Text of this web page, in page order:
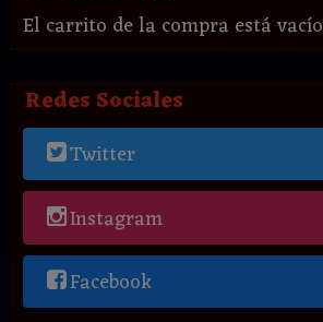
El carrito de la compra está vacío
Redes Sociales
Twitter
Instagram
Facebook